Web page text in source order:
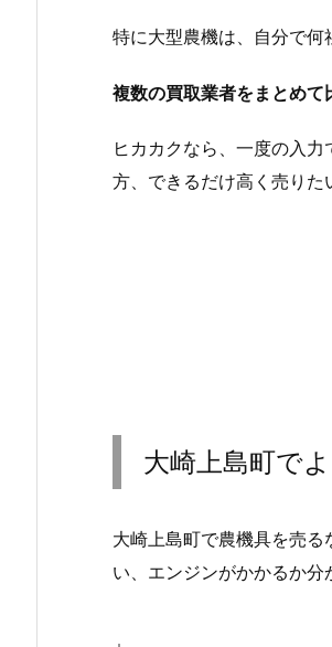
特に大型農機は、自分で
複数の買取業者をまとめて
ヒカカクなら、一度の入
方、できるだけ高く売りた
大崎上島町で
大崎上島町で農機具を売
い、エンジンがかかるか分